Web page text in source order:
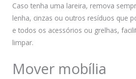
Caso tenha uma lareira, remova
lenha, cinzas ou outros resíduos que
e todos os acessórios ou grelhas,
limpar.
Mover mobília